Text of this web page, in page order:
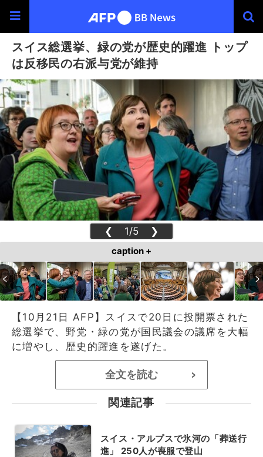
スイス総選挙、緑の党が歴史的躍進 トップ
は反移民の右派与党が維持
❮ 1/5 ❯
caption +
【10月21日 AFP】スイスで20日に投開票された
総選挙で、野党・緑の党が国民議会の議席を大幅
に増やし、歴史的躍進を遂げた。
全文を読む >
関連記事
スイス・アルプスで氷河の「葬送行
進」 250人が喪服で登山